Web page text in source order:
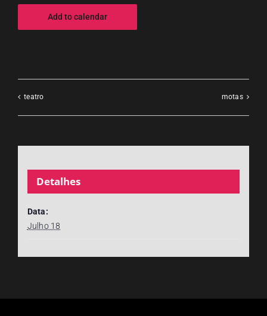
Add to calendar
teatro motas
Detalhes
Data:
Julho 18